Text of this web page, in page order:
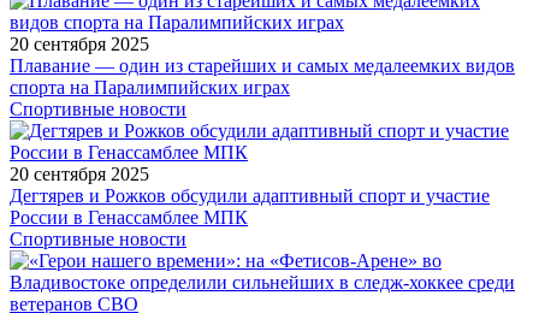
20 сентября 2025
Плавание — один из старейших и самых медалеемких видов
спорта на Паралимпийских играх
Спортивные новости
20 сентября 2025
Дегтярев и Рожков обсудили адаптивный спорт и участие
России в Генассамблее МПК
Спортивные новости